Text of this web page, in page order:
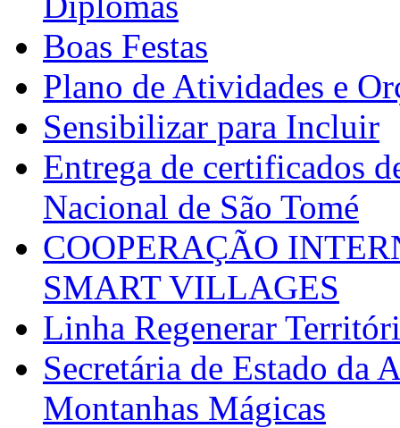
Boas Festas
Plano de Atividades e
Sensibilizar para Incluir
Entrega de certificados
Nacional de São Tomé
COOPERAÇÃO
SMART VILLAGES
Linha Regenerar
Secretária de Estado da
Montanhas Mágicas